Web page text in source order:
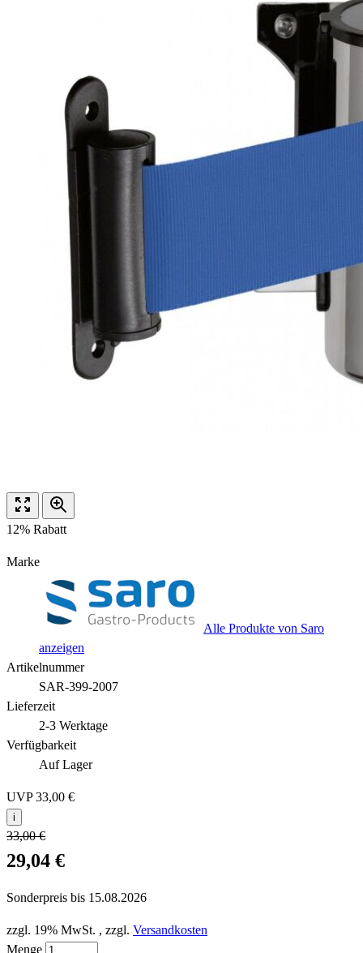
12% Rabatt
Marke
Alle Produkte von Saro
anzeigen
Artikelnummer
SAR-399-2007
Lieferzeit
2-3 Werktage
Verfügbarkeit
Auf Lager
UVP33,00 €
i
33,00 €
29,04 €
Sonderpreis bis 15.08.2026
zzgl. 19% MwSt. , zzgl. Versandkosten
Menge